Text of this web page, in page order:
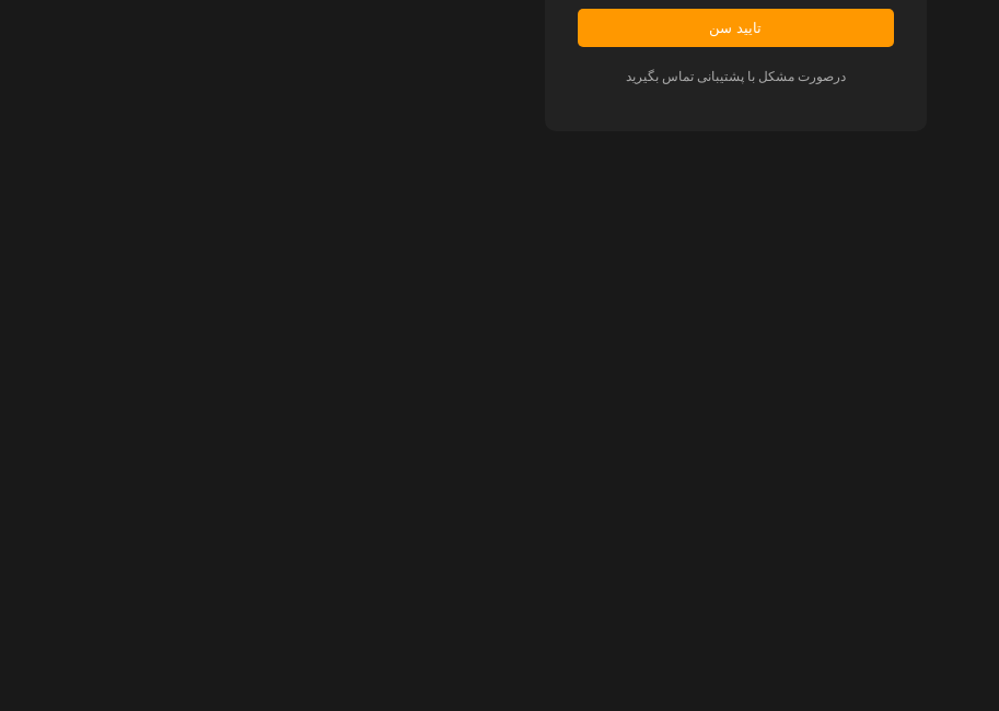
تایید سن
درصورت مشکل با پشتیبانی تماس بگیرید